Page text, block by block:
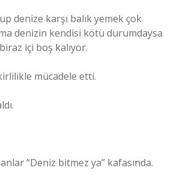
denize karşı balık yemek çok
denizin kendisi kötü durumdaysa
içi boş kalıyor.
mücadele etti.
“Deniz bitmez ya” kafasında.